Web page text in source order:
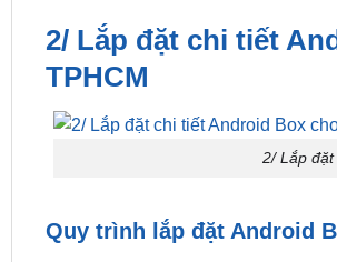
2/ Lắp đặt chi tiết
TPHCM
2/ Lắp đặt
Quy trình lắp đặt Android